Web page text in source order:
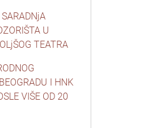
U
TEATRA
I HNK
VIŠE OD 20